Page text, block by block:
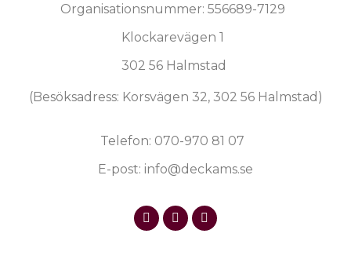
Organisationsnummer: 556689-7129
Klockarevägen 1
302 56 Halmstad
(Besöksadress: Korsvägen 32, 302 56 Halmstad)
Telefon: 070-970 81 07
E-post: info@deckams.se